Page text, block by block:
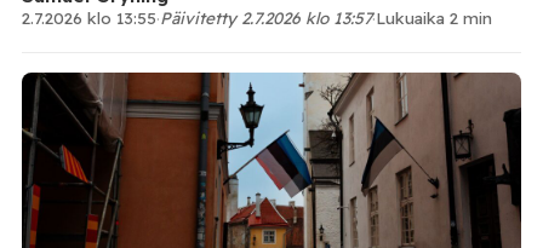
2.7.2026 klo 13:55·Päivitetty 2.7.2026 klo 13:57·Lukuaika 2 min